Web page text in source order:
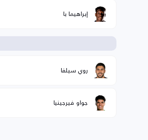
إبراهيما با
روي سيلفا
جواو فيرجينيا